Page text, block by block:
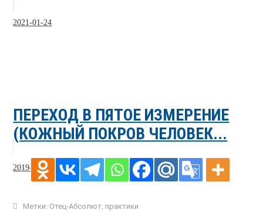
2021-01-24
ПЕРЕХОД В ПЯТОЕ ИЗМЕРЕНИЕ
(КОЖНЫЙ ПОКРОВ ЧЕЛОВЕК...
2019-10-19
Метки: Отец-Абсолют практики